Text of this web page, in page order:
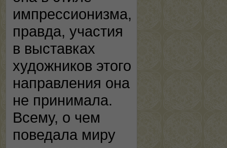
импрессионизма,
правда, участия
в выставках
художников этого
направления она
не принимала.
Всему, о чем
поведала миру